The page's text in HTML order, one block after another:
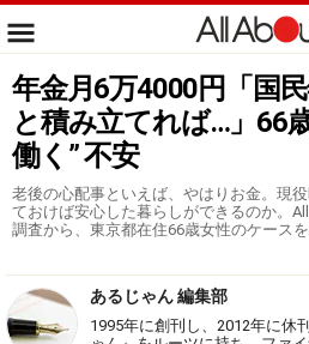
年金月6万4000円「国
と積み立てれば…」66
働く” 不安
老後の心配事といえば、やはりお金。現
ておけば安心した暮らしができるのか。
調査から、東京都在住66歳女性のケースを
あるじゃん 編集部
1995年に創刊し、2012年に休